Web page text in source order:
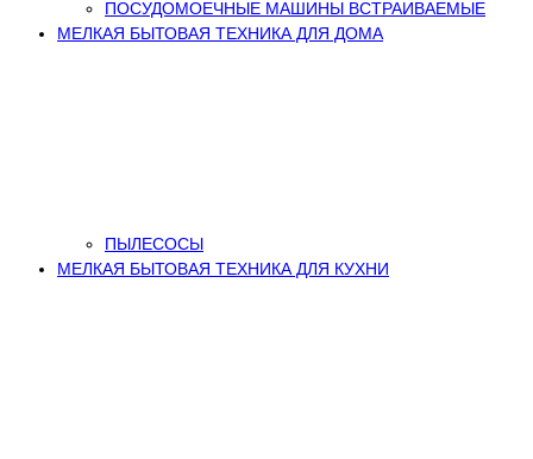
ПОСУДОМОЕЧНЫЕ МАШИНЫ ВСТРАИВАЕМЫЕ
МЕЛКАЯ БЫТОВАЯ ТЕХНИКА ДЛЯ ДОМА
ПЫЛЕСОСЫ
МЕЛКАЯ БЫТОВАЯ ТЕХНИКА ДЛЯ КУХНИ